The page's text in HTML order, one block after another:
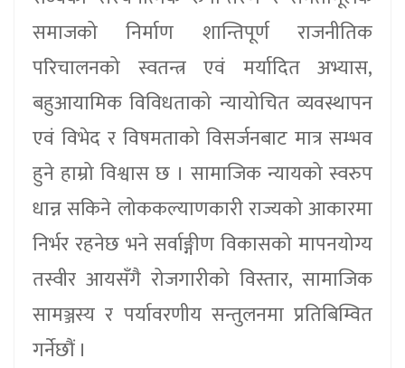
समाजको निर्माण शान्तिपूर्ण राजनीतिक
परिचालनको स्वतन्त्र एवं मर्यादित अभ्यास,
बहुआयामिक विविधताको न्यायोचित व्यवस्थापन
एवं विभेद र विषमताको विसर्जनबाट मात्र सम्भव
हुने हाम्रो विश्वास छ । सामाजिक न्यायको स्वरुप
धान्न सकिने लोककल्याणकारी राज्यको आकारमा
निर्भर रहनेछ भने सर्वाङ्गीण विकासको मापनयोग्य
तस्वीर आयसँगै रोजगारीको विस्तार, सामाजिक
सामञ्जस्य र पर्यावरणीय सन्तुलनमा प्रतिबिम्वित
गर्नेछौं ।